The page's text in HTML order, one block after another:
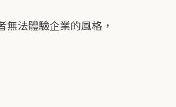
法體驗企業的風格，